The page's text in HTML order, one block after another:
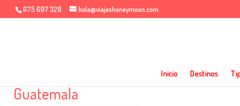
675 697 328 hola@viajeshoneymoon.com
Inicio Destinos
Guatemala